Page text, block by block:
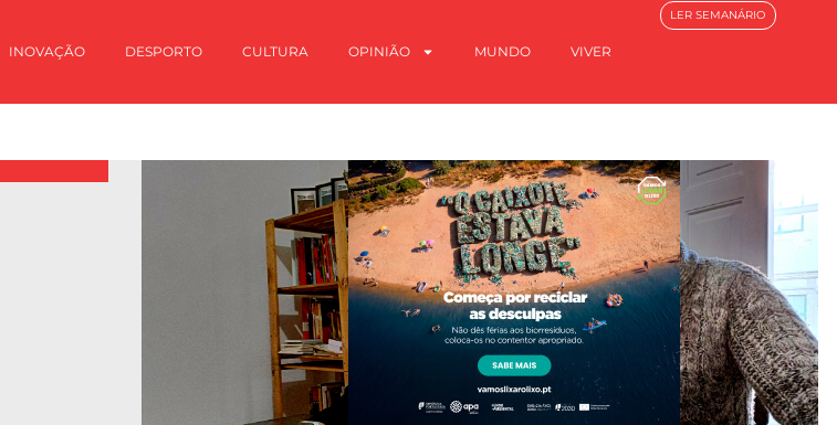
INOVAÇÃO DESPORTO CULTURA OPINIÃO MUNDO VIVER
LER SEMANÁRIO